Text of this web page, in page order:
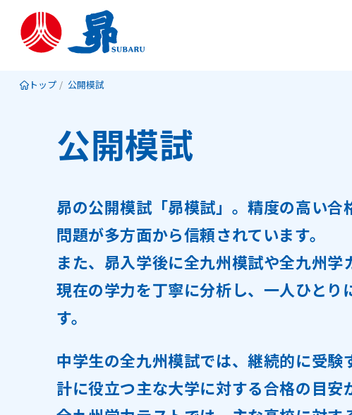
トップ 公開模試
公開模試
昴の公開模試「昴模試」。精度の高い合
問題が多方面から信頼されています。
また、昴入学後に全九州模試や全九州学
現在の学力を丁寧に分析し、一人ひとり
す。
中学生の全九州模試では、継続的に受験
計に役立つ主な大学に対する合格の目安